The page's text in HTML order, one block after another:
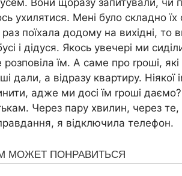
ухилятися. Мені було складно
поїхала додому на вихідні, то
і дідуся. Якось увечері ми
розповіла їм. А саме про rроші,
дали, а відразу квартиру.
адже ми досі їм rроші
Через пару хвилин, через те,
я відключила телефон.